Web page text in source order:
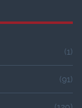
(1)
(91)